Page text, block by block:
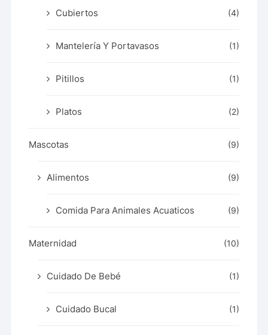
Cubiertos (4)
Mantelería Y Portavasos (1)
Pitillos (1)
Platos (2)
Mascotas (9)
Alimentos (9)
Comida Para Animales Acuaticos (9)
Maternidad (10)
Cuidado De Bebé (1)
Cuidado Bucal (1)